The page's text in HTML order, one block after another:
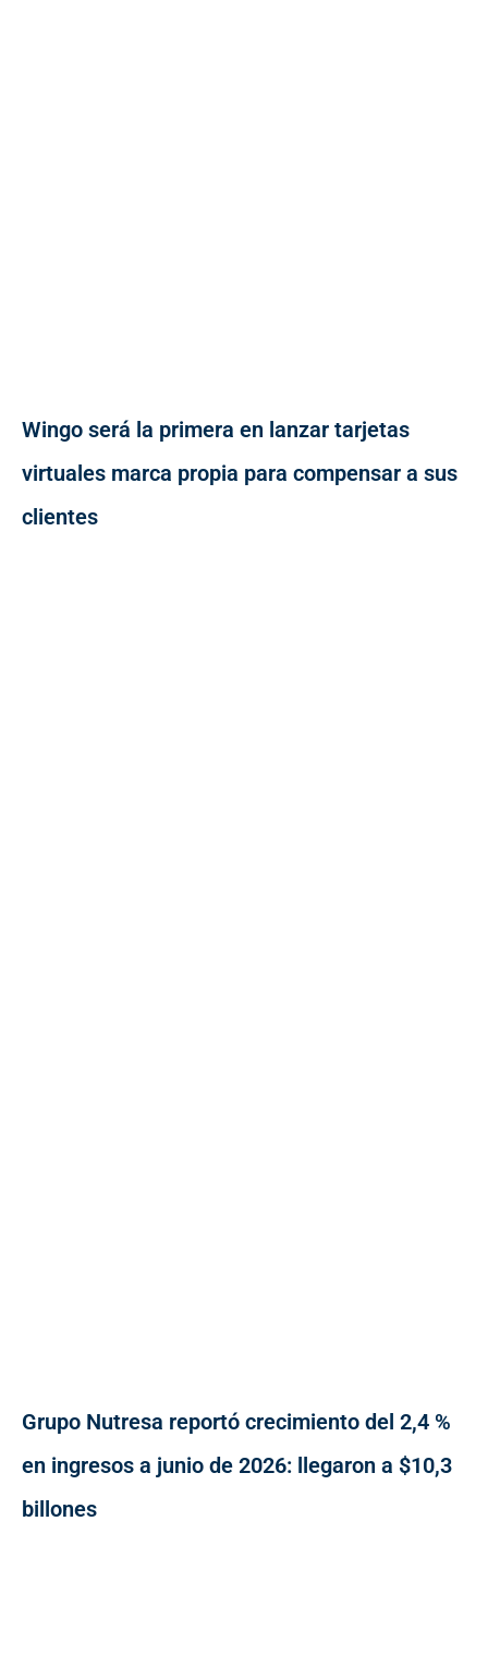
Wingo será la primera en lanzar tarjetas
virtuales marca propia para compensar a sus
clientes
Grupo Nutresa reportó crecimiento del 2,4 %
en ingresos a junio de 2026: llegaron a $10,3
billones